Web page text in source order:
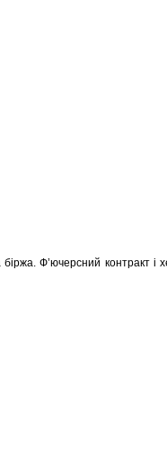
біржа. Ф’ючерсний контракт і